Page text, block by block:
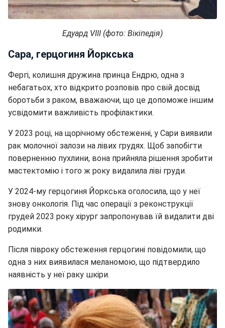
Едуард VIII (фото: Вікіпедія)
Сара, герцогиня Йоркська
Фергі, колишня дружина принца Ендрю, одна з
небагатьох, хто відкрито розповів про свій досвід
боротьби з раком, вважаючи, що це допоможе іншим
усвідомити важливість профілактики.
У 2023 році, на щорічному обстеженні, у Сари виявили
рак молочної залози на лівих грудях. Щоб запобігти
поверненню пухлини, вона прийняла рішення зробити
мастектомію і того ж року видалила ліві груди.
У 2024-му герцогиня Йоркська оголосила, що у неї
знову онкологія. Під час операції з реконструкції
грудей 2023 року хірург запропонував їй видалити дві
родимки.
Після півроку обстеження герцогині повідомили, що
одна з них виявилася меланомою, що підтвердило
наявність у неї раку шкіри.